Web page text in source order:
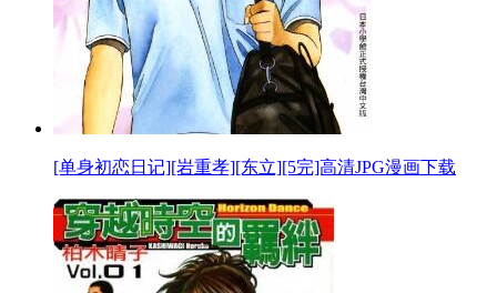
[单身初恋日记][岩重孝][东立][5完]高清JPG漫画下载